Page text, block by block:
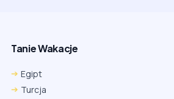
Tanie Wakacje
Egipt
Turcja